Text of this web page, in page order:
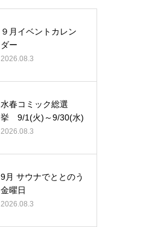
９月イベントカレン
ダー
2026.08.3
水春コミック総選
挙 9/1(火)～9/30(水)
2026.08.3
9月 サウナでととのう
金曜日
2026.08.3